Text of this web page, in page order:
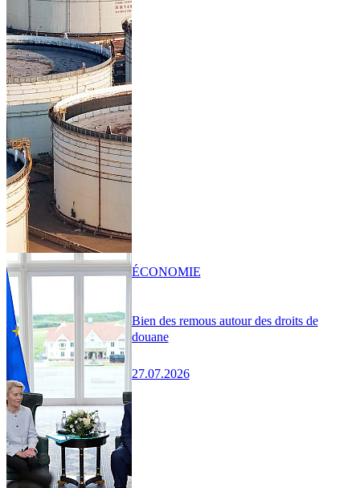
Bien des remous autour des droits de
douane
27.07.2026
ÉCONOMIE